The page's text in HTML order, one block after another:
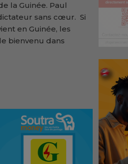
la Guinée. Paul
sans cœur. Si
en Guinée, les
bienvenu dans